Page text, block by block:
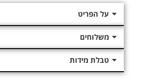
על הפריט
משלוחים
טבלת מידות